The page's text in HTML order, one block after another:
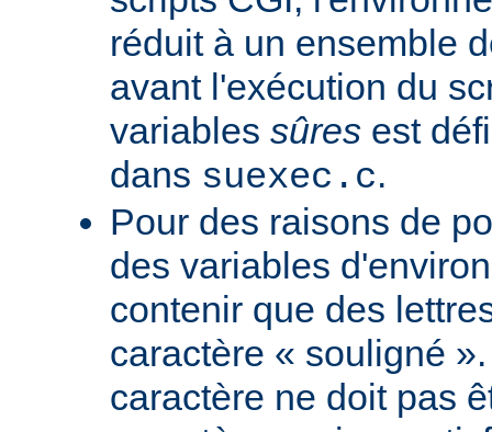
réduit à un ensemble
avant l'exécution du
variables sûres est
dans suexec.c.
Pour des raisons de
des variables
contenir que des
caractère « souligné
caractère ne doit pas